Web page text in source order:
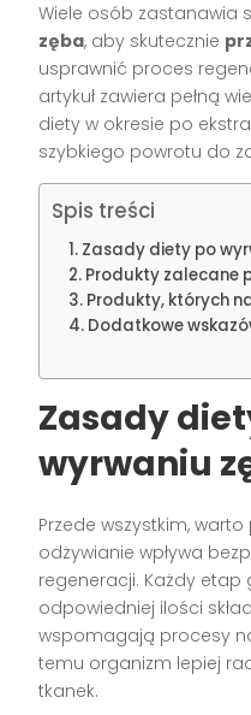
Wiele osób zastanawia
zęba, aby skutecznie
usprawnić proces
artykuł zawiera pełną
diety w okresie po
szybkiego powrotu do
Spis treści
Zasady diety po
Produkty zalecane
Produkty, których
Dodatkowe
Zasady
wyrwaniu
Przede wszystkim,
odżywianie wpływa
regeneracji. Każdy
odpowiedniej ilości
wspomagają procesy
temu organizm lepiej
tkanek.